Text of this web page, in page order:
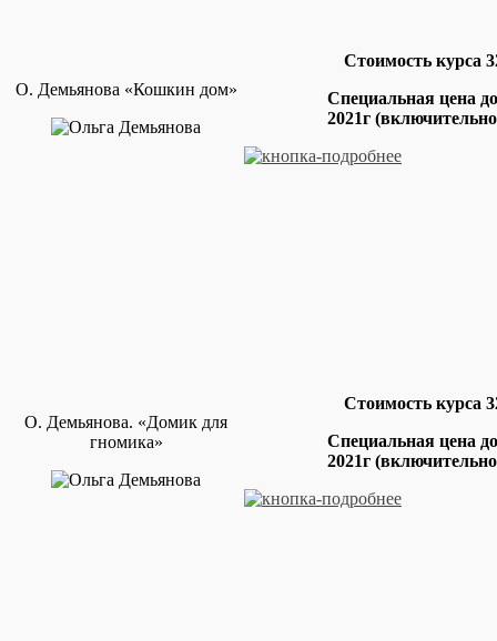
О. Демьянова «Кошкин дом»
Стоимость курса
Специальная цена до
2021г
О. Демьянова. «Домик для
гномика»
Стоимость курса
Специальная цена до
2021г